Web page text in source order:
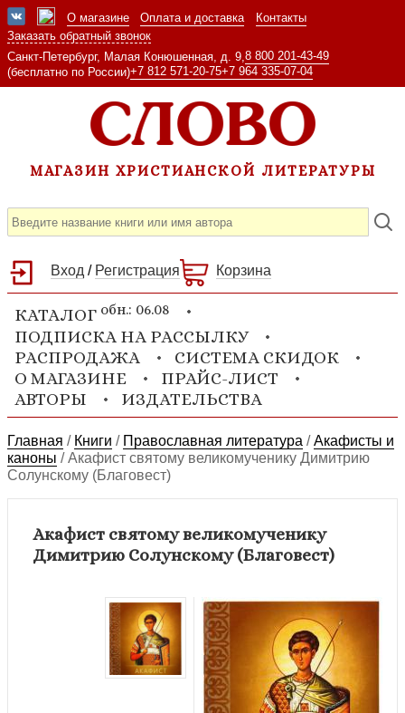
О магазине Оплата и доставка
Контакты
Заказать обратный звонок
Санкт-Петербург, Малая Конюшенная, д. 9, 8 800 201-43-49
(бесплатно по России)+7 812 571-20-75+7 964 335-07-04
МАГАЗИН ХРИСТИАНСКОЙ ЛИТЕРАТУРЫ
Вход / Регистрация Корзина
КАТАЛОГ обн.: 06.08
ПОДПИСКА НА РАССЫЛКУ
РАСПРОДАЖА
СИСТЕМА СКИДОК
О МАГАЗИНЕ
ПРАЙС-ЛИСТ
АВТОРЫ
ИЗДАТЕЛЬСТВА
Главная / Книги / Православная литература /Акафисты и
каноны /Акафист святому великомученику Димитрию
Солунскому (Благовест)
Акафист святому великомученику
Димитрию Солунскому (Благовест)